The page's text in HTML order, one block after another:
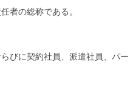
者の総称である。
びに契約社員、派遣社員、パ